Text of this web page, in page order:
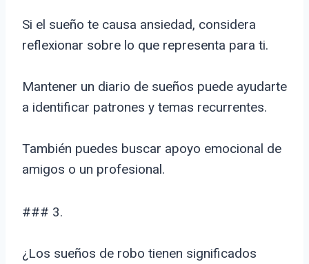
Si el sueño te causa ansiedad, considera
reflexionar sobre lo que representa para ti.
Mantener un diario de sueños puede ayudarte
a identificar patrones y temas recurrentes.
También puedes buscar apoyo emocional de
amigos o un profesional.
### 3.
¿Los sueños de robo tienen significados